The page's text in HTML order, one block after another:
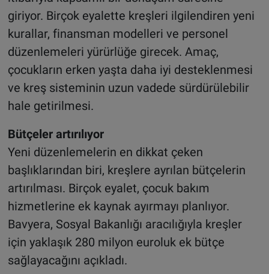
giriyor. Birçok eyalette kreşleri ilgilendiren yeni
kurallar, finansman modelleri ve personel
düzenlemeleri yürürlüğe girecek. Amaç,
çocukların erken yaşta daha iyi desteklenmesi
ve kreş sisteminin uzun vadede sürdürülebilir
hale getirilmesi.
Bütçeler artırılıyor
Yeni düzenlemelerin en dikkat çeken
başlıklarından biri, kreşlere ayrılan bütçelerin
artırılması. Birçok eyalet, çocuk bakım
hizmetlerine ek kaynak ayırmayı planlıyor.
Bavyera, Sosyal Bakanlığı aracılığıyla kreşler
için yaklaşık 280 milyon euroluk ek bütçe
sağlayacağını açıkladı.